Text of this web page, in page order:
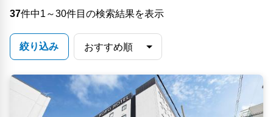
37件中1～30件目の検索結果を表示
絞り込み